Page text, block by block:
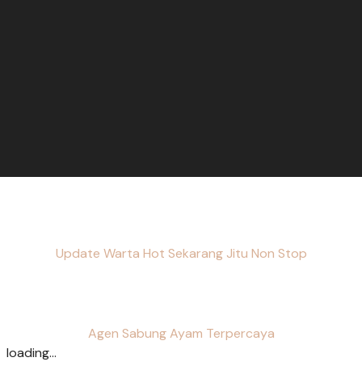
Update Warta Hot Sekarang Jitu Non Stop
Agen Sabung Ayam Terpercaya
loading...